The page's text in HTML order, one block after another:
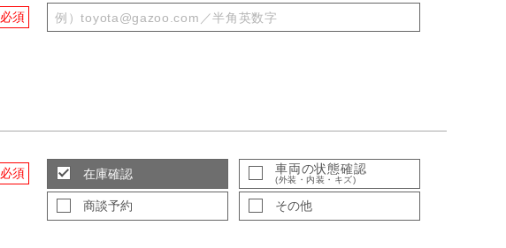
必須
必須 在庫確認 車両の状態確認
(外装・内装・キズ)
商談予約 その他